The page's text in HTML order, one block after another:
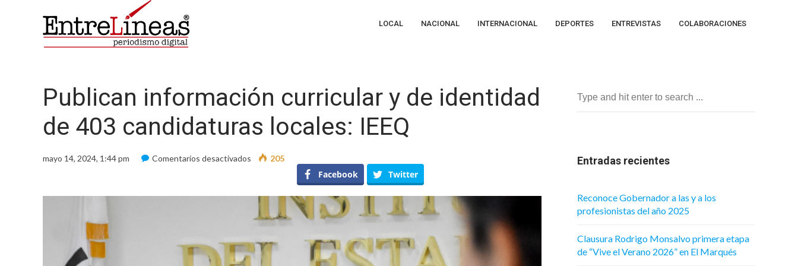
LOCAL NACIONAL INTERNACIONAL DEPORTES ENTREVISTAS COLABORACIONES
Publican información curricular y de identidad
de 403 candidaturas locales: IEEQ
mayo 14, 2024, 1:44 pm Comentarios desactivados en
y
identidad
candidaturas
locales:
205
Facebook Twitter
Entradas recientes
Reconoce Gobernador a las y a los
profesionistas del año 2025
Clausura Rodrigo Monsalvo primera etapa
de “Vive el Verano 2026” en El Marqués